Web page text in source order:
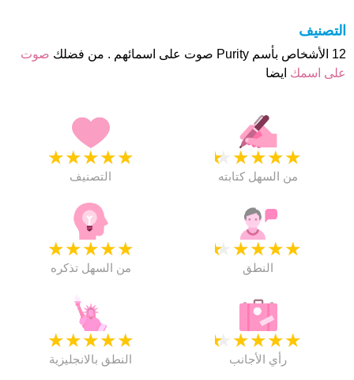
التصنيف
12 الأشخاص بأسم Purity صوت على اسمائهم . من فضلك
صوت
على اسمك ايضا
★
★
★
★
★
التصنيف
★
★
★
★
★
من السهل كتابته
★
★
★
★
★
من السهل تذكره
★
★
★
★
★
النطق
★
★
★
★
★
النطق بالانجليزية
★
★
★
★
★
رأي الأجانب